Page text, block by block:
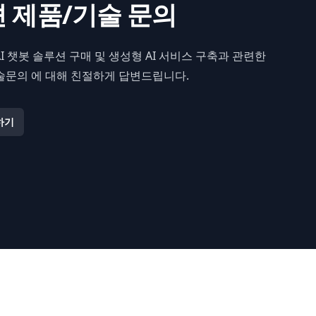
제품/기술 문의
챗봇 솔루션 구매 및 생성형 AI 서비스 구축과 관련한
문의 에 대해 친절하게 답변드립니다.
기